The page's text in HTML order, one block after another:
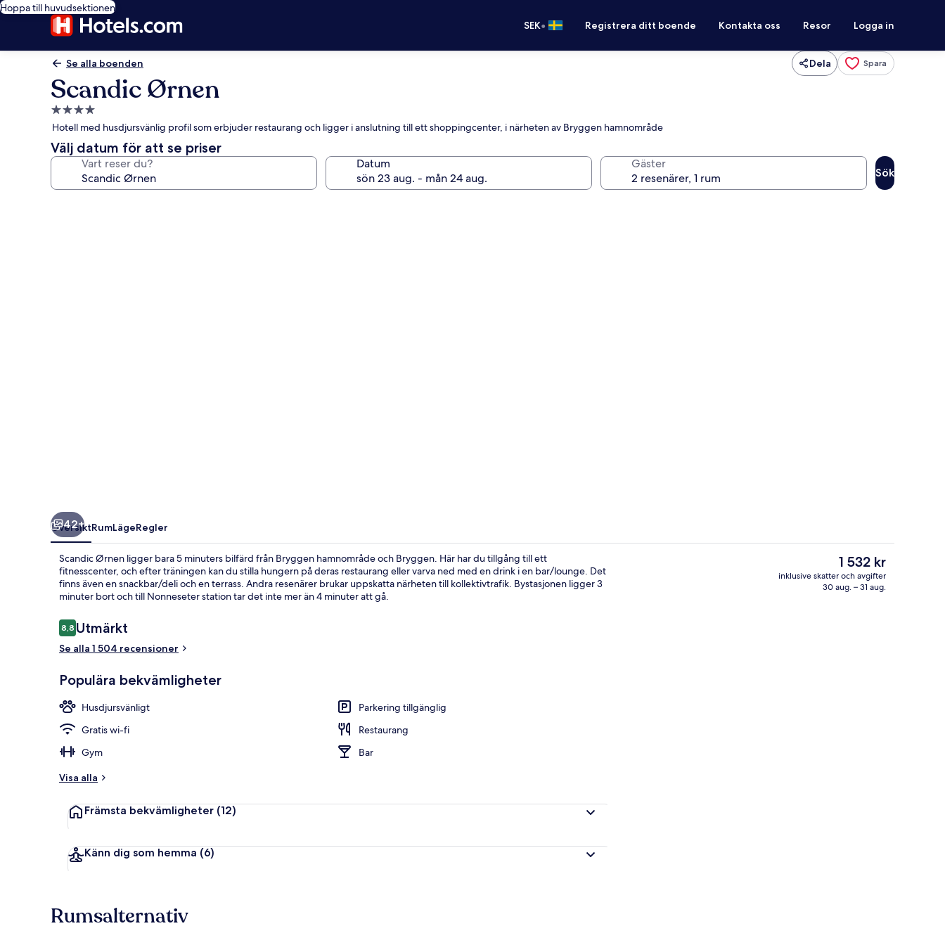
Hoppa till huvudsektionen
SEK• Registrera ditt boende Kontakta oss Resor Logga in
Se alla boenden Dela Spara
Scandic Ørnen
4.0-
stjärnigt
boende
Hotell med husdjursvänlig profil som erbjuder restaurang och ligger i anslutning till ett shoppingcenter, i närheten av Bryggen hamnområde
Välj datum för att se priser
Vart reser du? Datum Gäster
Sök
42+
ÖversiktRumLägeRegler
Scandic Ørnen ligger bara 5 minuters bilfärd från Bryggen hamnområde och Bryggen. Här har du tillgång till ett
fitnesscenter, och efter träningen kan du stilla hungern på deras restaurang eller varva ned med en drink i en bar/lounge. Det
finns även en snackbar/deli och en terrass. Andra resenärer brukar uppskatta närheten till kollektivtrafik. Bystasjonen ligger 3
minuter bort och till Nonneseter station tar det inte mer än 4 minuter att gå.
Recensioner
8,88,8 av 10,
Utmärkt
Se alla 1 504 recensioner
Populära bekvämligheter
Husdjursvänligt
Parkering tillgänglig
Gratis wi-fi
Restaurang
Gym
Bar
Visa alla
Främsta bekvämligheter (12)
Känn dig som hemma (6)
Det
nuvarande
priset
1 532 kr
inklusive skatter och avgifter
30 aug. – 31 aug.
Rumsalternativ